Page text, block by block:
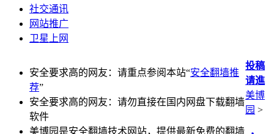
社交通讯
网站推广
卫星上网
安全要求高的网友：请重点参阅本站“安全翻墙推
荐”
安全要求高的网友：请勿直接在国内网盘下载翻墙
软件
美博园是安全翻墙技术网站，提供最新免费的翻墙
投稿
请進
美博
园 >